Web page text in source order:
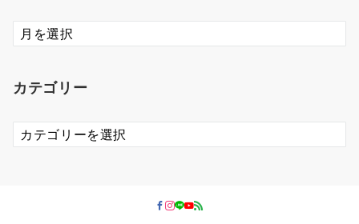
ア
ー
ブ
カテゴリー
カ
テ